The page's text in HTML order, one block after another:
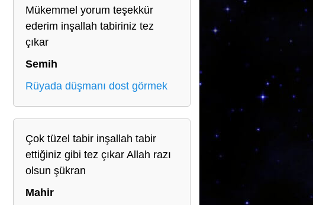
Mükemmel yorum teşekkür
ederim inşallah tabiriniz tez
çıkar
Semih
Rüyada düşmanı dost görmek
Çok tüzel tabir inşallah tabir
ettiğiniz gibi tez çıkar Allah razı
olsun şükran
Mahir